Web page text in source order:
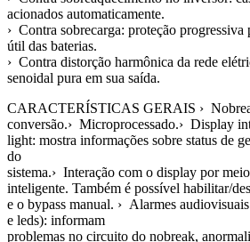
acionados automaticamente.
› Contra sobrecarga: proteção
útil das baterias.
› Contra distorção harmônica da rede
senoidal pura em sua saída.
CARACTERÍSTICAS GERAIS ›
conversão.› Microprocessado.› Display
light: mostra informações sobre status de
do
sistema.› Interação com o display por
inteligente. Também é possível habilitar/
e o bypass manual. › Alarmes
e leds): informam
problemas no circuito do nobreak,